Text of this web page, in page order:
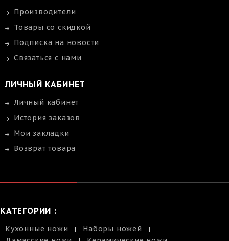
Производители
Товары со скидкой
Подписка на новости
Связаться с нами
ЛИЧНЫЙ КАБИНЕТ
Личный кабинет
История заказов
Мои закладки
Возврат товара
КАТЕГОРИИ :
Кухонные ножи
Наборы ножей